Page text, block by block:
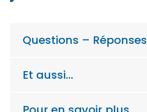
Questions – Réponses
Et aussi…